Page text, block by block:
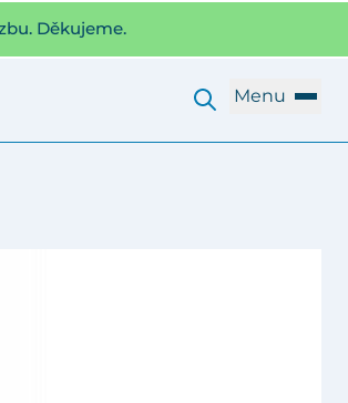
Děkujeme.
Menu